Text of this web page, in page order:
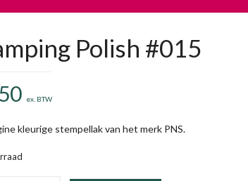
Polish #015
ex. BTW
kleurige stempellak van het merk PNS.